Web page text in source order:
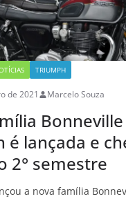
TRIUMPH
de 2021 Marcelo Souza
é lançada e
2° semestre
a nova família